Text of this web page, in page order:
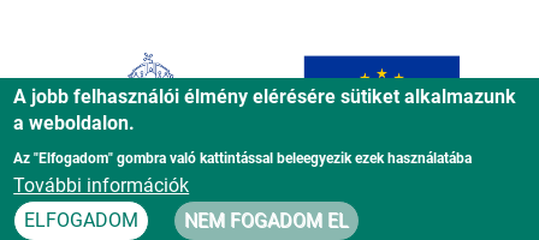
A jobb felhasználói élmény elérésére sütiket alkalmazunk
a weboldalon.
Az "Elfogadom" gombra való kattintással beleegyezik ezek használatába
További információk
ELFOGADOM
NEM FOGADOM EL